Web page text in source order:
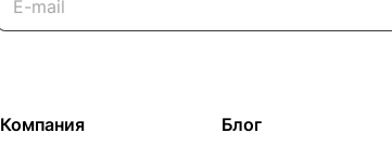
Компания Блог